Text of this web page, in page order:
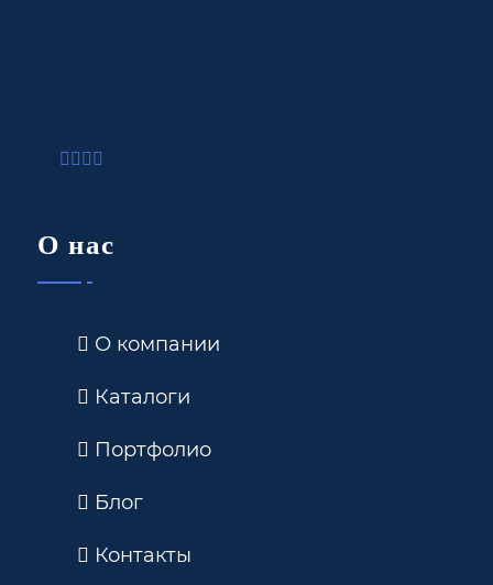
О нас
О компании
Каталоги
Портфолио
Блог
Контакты